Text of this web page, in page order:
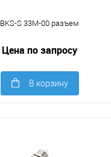
BKS-S 33M-00 разъем
Цена по запросу
В корзину